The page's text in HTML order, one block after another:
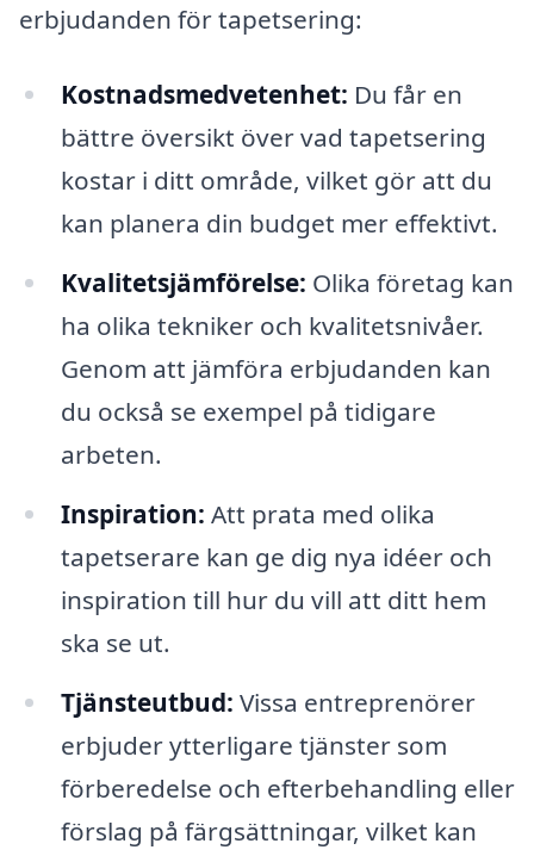
erbjudanden för tapetsering:
Kostnadsmedvetenhet: Du får en
bättre översikt över vad tapetsering
kostar i ditt område, vilket gör att du
kan planera din budget mer effektivt.
Kvalitetsjämförelse: Olika företag kan
ha olika tekniker och kvalitetsnivåer.
Genom att jämföra erbjudanden kan
du också se exempel på tidigare
arbeten.
Inspiration: Att prata med olika
tapetserare kan ge dig nya idéer och
inspiration till hur du vill att ditt hem
ska se ut.
Tjänsteutbud: Vissa entreprenörer
erbjuder ytterligare tjänster som
förberedelse och efterbehandling eller
förslag på färgsättningar, vilket kan